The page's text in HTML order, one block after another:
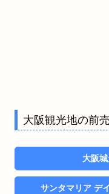
大阪観光地の前
大阪
サンタマリア デ